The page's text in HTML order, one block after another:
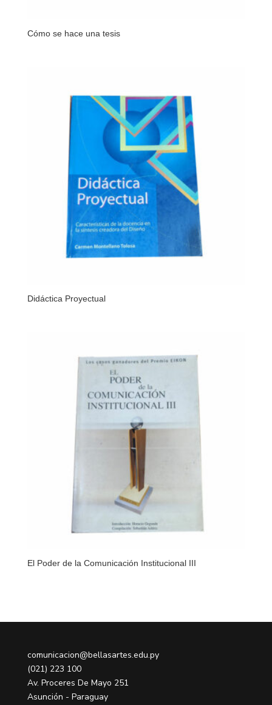
Cómo se hace una tesis
Didáctica Proyectual
El Poder de la Comunicación Institucional III
comunicacion@bellasartes.edu.py
(021) 223 100
Av. Proceres De Mayo 251
Asunción - Paraguay